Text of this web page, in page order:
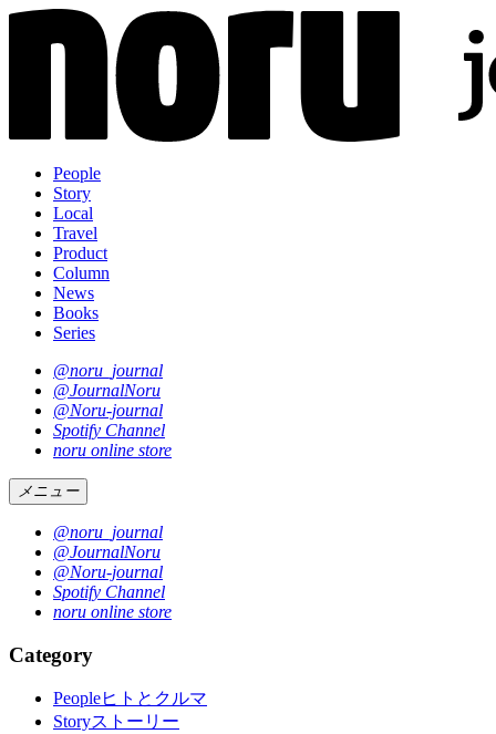
People
Story
Local
Travel
Product
Column
News
Books
Series
@noru_journal
@JournalNoru
@Noru-journal
Spotify Channel
noru online store
メニュー
@noru_journal
@JournalNoru
@Noru-journal
Spotify Channel
noru online store
Category
Peopleヒトとクルマ
Storyストーリー